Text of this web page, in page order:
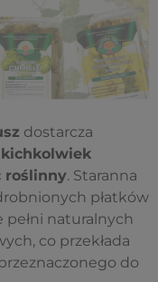
dostarcza
roślinny. Staranna
płatków
pełni naturalnych
co przekłada
do